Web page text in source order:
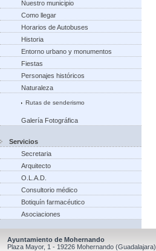
Nuestro municipio
Como llegar
Horarios de Autobuses
Historia
Entorno urbano y monumentos
Fiestas
Personajes históricos
Naturaleza
Rutas de senderismo
Galería Fotográfica
Servicios
Secretaria
Arquitecto
O.L.A.D.
Consultorio médico
Botiquín farmacéutico
Asociaciones
Ayuntamiento de Mohernando
Plaza Mayor, 1 - 19226 Mohernando (Guadalajara)